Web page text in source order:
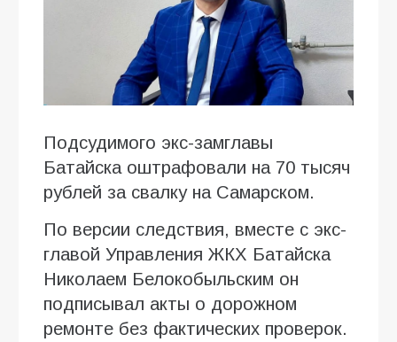
Подсудимого экс-замглавы
Батайска оштрафовали на 70 тысяч
рублей за свалку на Самарском.
По версии следствия, вместе с экс-
главой Управления ЖКХ Батайска
Николаем Белокобыльским он
подписывал акты о дорожном
ремонте без фактических проверок.